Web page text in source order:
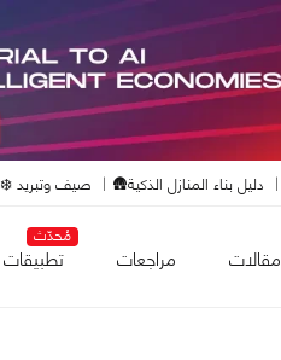
دليل بناء المنازل الذكية🛖 صيف وتبريد ❄️
مقالات مراجعات
مُحدّث
تطبيقات